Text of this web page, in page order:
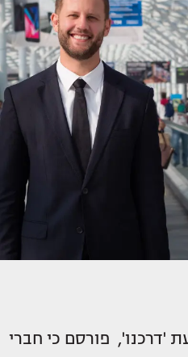
'דרכנו', פורסם כי חברי